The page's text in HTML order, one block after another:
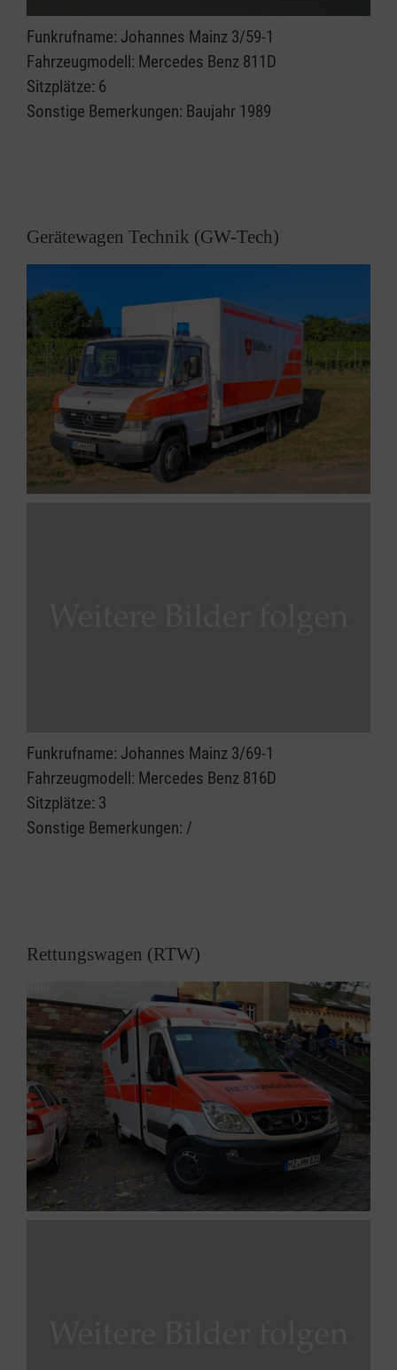
Funkrufname: Johannes Mainz 3/59-1
Fahrzeugmodell: Mercedes Benz 811D
Sitzplätze: 6
Sonstige Bemerkungen: Baujahr 1989
Gerätewagen Technik (GW-Tech)
Funkrufname: Johannes Mainz 3/69-1
Fahrzeugmodell: Mercedes Benz 816D
Sitzplätze: 3
Sonstige Bemerkungen: /
Rettungswagen (RTW)